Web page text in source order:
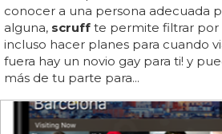
conocer a una persona adecuada
alguna, scruff te permite filtrar por
incluso hacer planes para cuando
fuera hay un novio gay para ti! y
más de tu parte para...